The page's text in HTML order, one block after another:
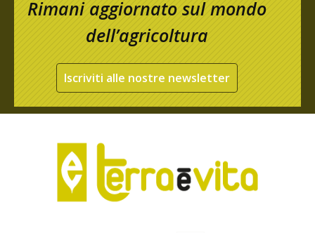
Rimani aggiornato sul mondo
dell’agricoltura
Iscriviti alle nostre newsletter